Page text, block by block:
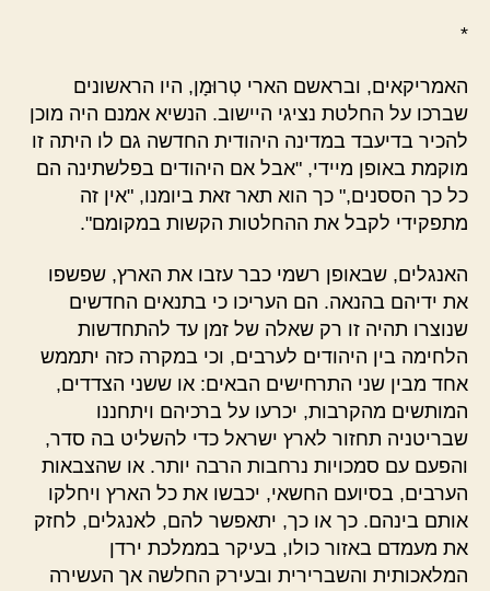
*
האמריקאים, ובראשם הארי טְרוּמָן, היו הראשונים
שברכו על החלטת נציגי היישוב. הנשיא אמנם היה מוכן
להכיר בדיעבד במדינה היהודית החדשה גם לו היתה זו
מוקמת באופן מיידי, "אבל אם היהודים בפלשתינה הם
כל כך הססנים," כך הוא תאר זאת ביומנו, "אין זה
מתפקידי לקבל את ההחלטות הקשות במקומם".
האנגלים, שבאופן רשמי כבר עזבו את הארץ, שפשפו
את ידיהם בהנאה. הם העריכו כי בתנאים החדשים
שנוצרו תהיה זו רק שאלה של זמן עד להתחדשות
הלחימה בין היהודים לערבים, וכי במקרה כזה יתממש
אחד מבין שני התרחישים הבאים: או ששני הצדדים,
המותשים מהקרבות, יכרעו על ברכיהם ויתחננו
שבריטניה תחזור לארץ ישראל כדי להשליט בה סדר,
והפעם עם סמכויות נרחבות הרבה יותר. או שהצבאות
הערבים, בסיועם החשאי, יכבשו את כל הארץ ויחלקו
אותם בינהם. כך או כך, יתאפשר להם, לאנגלים, לחזק
את מעמדם באזור כולו, בעיקר בממלכת ירדן
המלאכותית והשברירית ובעירק החלשה אך העשירה